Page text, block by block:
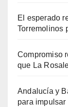
El esperado
Torremolinos
Compromiso
que La
Andalucía y
para